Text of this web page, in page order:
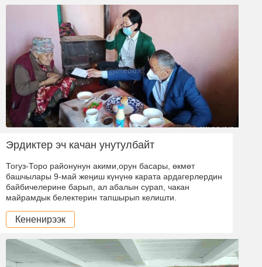
Эрдиктер эч качан унутулбайт
Тогуз-Торо районунун акими,орун басары, өкмөт
башчылары 9-май жеңиш күнүнө карата ардагерлердин
байбичелерине барып, ал абалын сурап, чакан
майрамдык белектерин тапшырып келишти.
Кененирээк